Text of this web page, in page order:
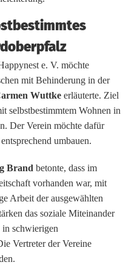
e. V. möchte
mit Behinderung in der
Wuttke erläuterte. Ziel
selbstbestimmtem Wohnen in
Der Verein möchte dafür
umbauen.
Brand betonte, dass im
vorhanden war, mit
Arbeit der ausgewählten
das soziale Miteinander
in schwierigen
Vertreter der Vereine